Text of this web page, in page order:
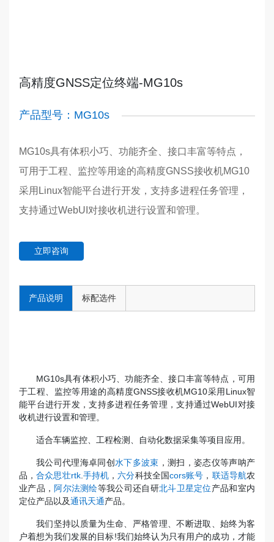
高精度GNSS定位终端-MG10s
产品型号：MG10s
MG10s具有体积小巧、功能齐全、接口丰富等特点，
可用于工程、监控等用途的高精度GNSS接收机MG10
采用Linux智能平台进行开发，支持多进程任务管理，
支持通过WebUI对接收机进行设置和管理。
立即咨询
产品说明 标配选件
MG10s具有体积小巧、功能齐全、接口丰富等特点，可用
于工程、监控等用途的高精度GNSS接收机MG10采用Linux智
能平台进行开发，支持多进程任务管理，支持通过WebUI对接
收机进行设置和管理。
适合车辆监控、工程检测、自动化数据采集等项目应用。
我公司代理海卓同创水下多波束 ，测扫，姿态仪等声呐产
品，合众思壮rtk. 手持机 ，六分科技全国cors账号 ， 联适导航农
业产品， 阿尔法测绘等我公司还自研北斗卫星定位产品和室内
定位产品以及通讯天通产品。
我们坚持以质量为生命、严格管理、不断进取、始终为客
户着想为我们发展的目标!我们始终认为只有用户的成功，才能